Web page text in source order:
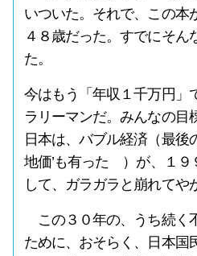
いついた。それで、この本
４８歳だった。すでにそん
た。
今はもう「年収１千万円」
ラリーマンだ。みんなの目
日本は、バブル経済（最後
地価’も有った ）が、１９
して、ガラガラと崩れてや
この３０年の、うち続く
ために、おそらく、日本